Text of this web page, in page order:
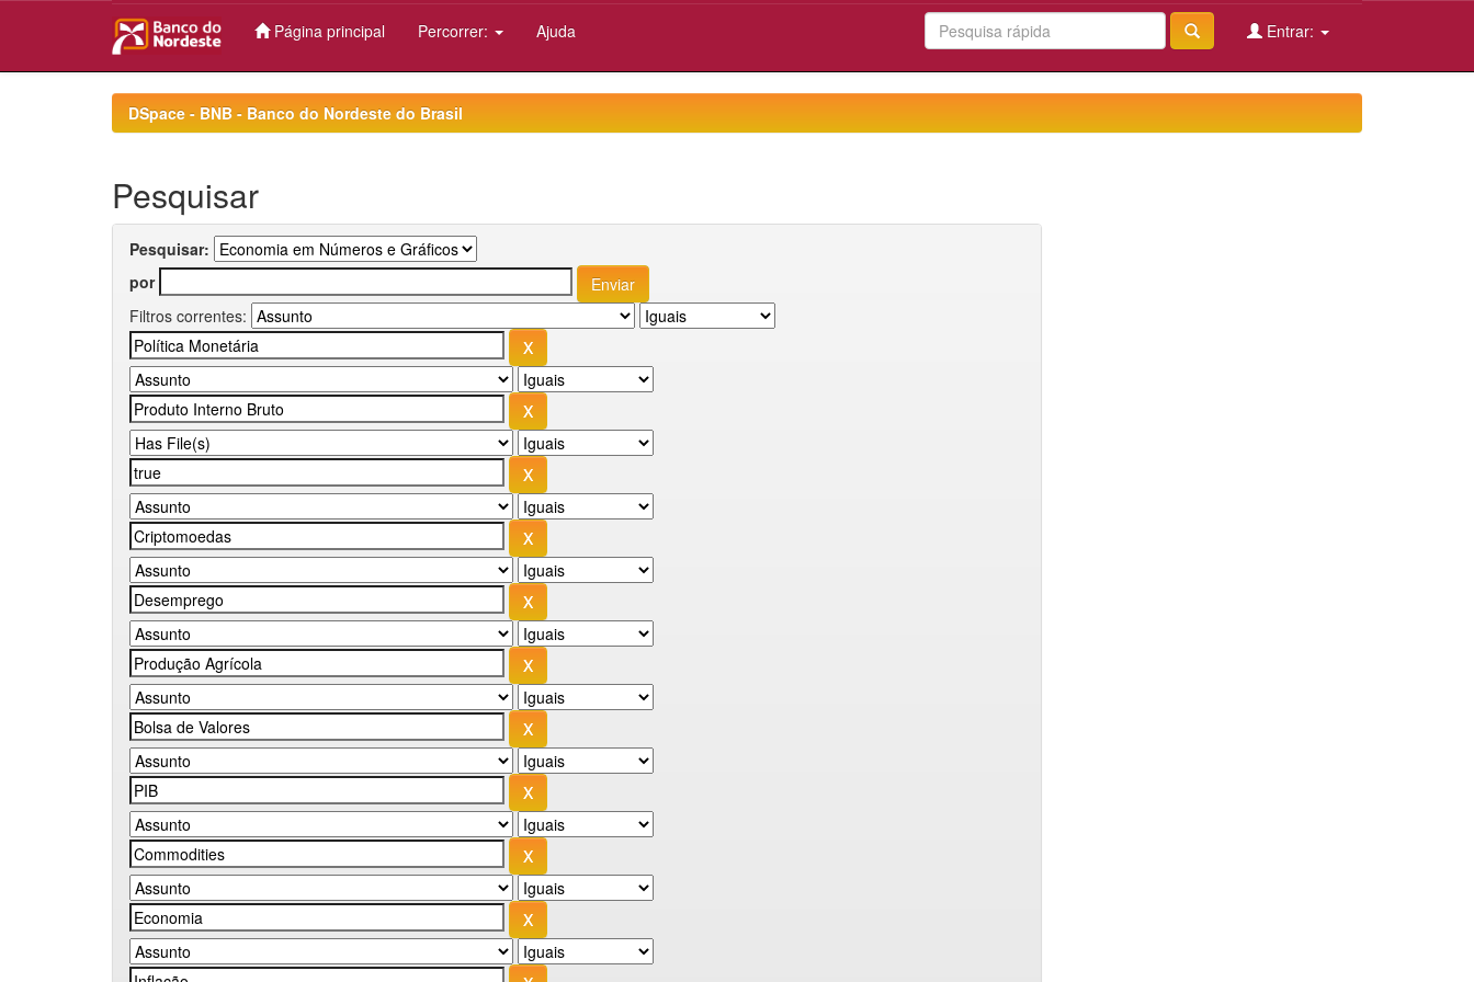
Página principal Percorrer: Ajuda Entrar:
DSpace - BNB - Banco do Nordeste do Brasil
Pesquisar
Pesquisar:
por
Filtros correntes: